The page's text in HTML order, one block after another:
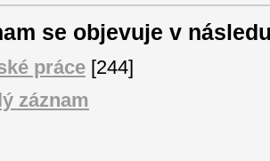
se objevuje v
práce [244]
záznam